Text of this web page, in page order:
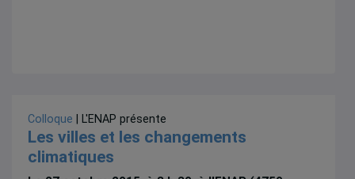
Colloque | L'ENAP présente
Les villes et les changements
climatiques